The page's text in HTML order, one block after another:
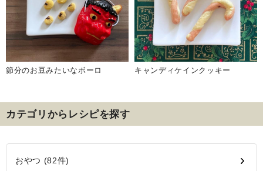
節分のお豆みたいなボーロ キャンディケインクッキー
カテゴリからレシピを探す
おやつ (82件)